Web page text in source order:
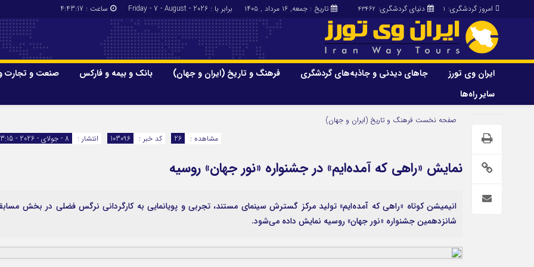
دنیای گردشگری: 43462 امروز گردشگری: 1 تاریخ : جمعه, ۱۶ مرداد , ۱۴۰۵ برابر با : Friday - 7 - August - 2026 ساعت : 4:43:18
ایران وی تورز جاهای دیدنی و جاذبه‌های گردشگری فرهنگ و تاریخ (ایران و جهان) بانک و بیمه و فارکس صنعت و تجارت
سایر راه‌ها
ایران وی تورز
شرایط بازنشر محتوا در ایران وی تورز
ایران سفر تور
جاهای دیدنی و جاذبه‌های
گردشگری
غذا و رستوران
گزارش‌های خبری میراث فرهنگی
بانک و
ارزدیجیتال
عمومی و سرگرمی
حقوق و قضایی
سایر راه‌ها
کارا دیلی
صفحه نخست فرهنگ و تاریخ (ایران و جهان)
انتشار :
8 - جولای - 2026 - 13:15 کد خبر : 103096 مشاهده : 26
نمایش «راهی که آمده‌ایم» در جشنواره «نور جهان» روسیه
انیمیشن کوتاه «راهی که آمده‌ایم» تولید مرکز گسترش سینمای مستند، تجربی و پویانمایی به کارگردانی نرگس فضلی در بخش
شانزدهمین جشنواره «نور جهان» روسیه نمایش داده می‌شود.